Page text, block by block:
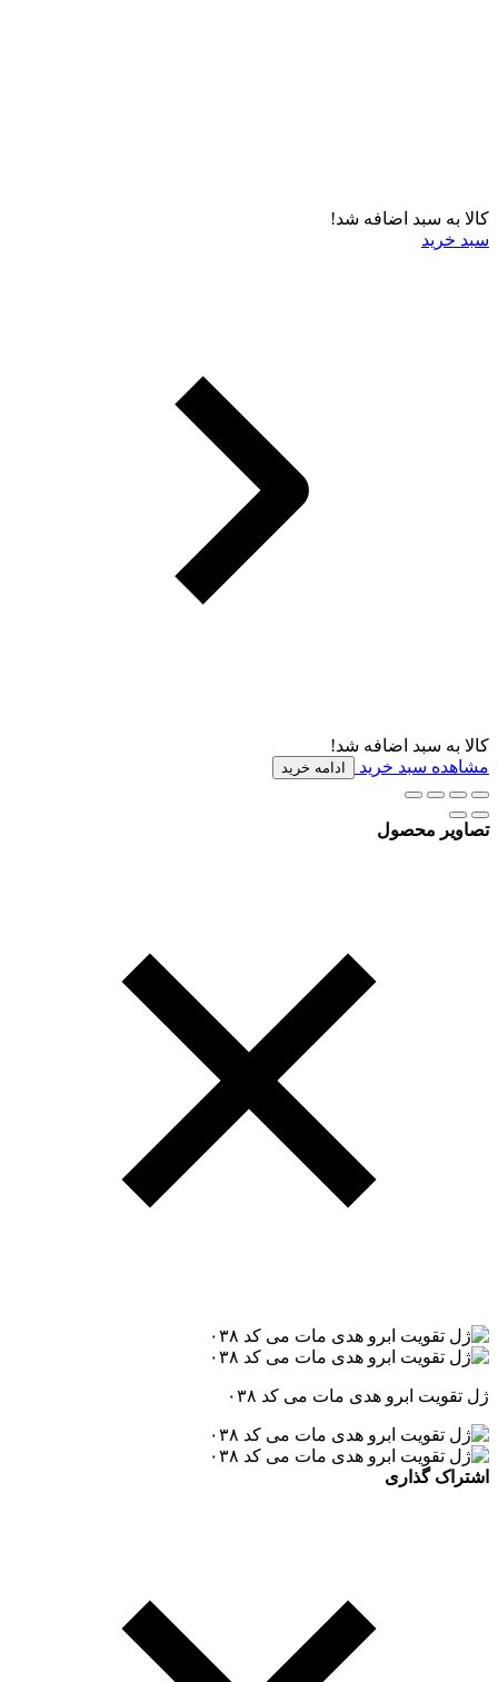
کالا به سبد اضافه شد!
سبد خرید
کالا به سبد اضافه شد!
مشاهده سبد خرید
ادامه خرید
تصاویر محصول
ژل تقویت ابرو هدی مات می کد ۰۳۸
اشتراک گذاری